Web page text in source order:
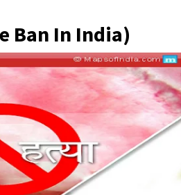
Ban In India)